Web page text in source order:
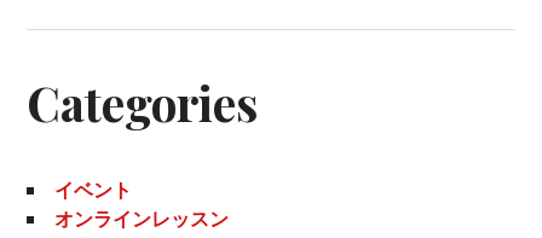
Categories
イベント
オンラインレッスン